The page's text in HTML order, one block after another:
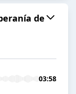
de
03:58